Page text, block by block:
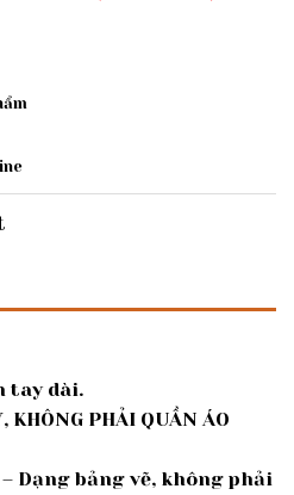
tay dài.
KHÔNG PHẢI QUẦN ÁO
Dạng bảng vẽ, không phải